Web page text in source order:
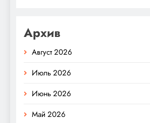
Архив
Август 2026
Июль 2026
Июнь 2026
Май 2026